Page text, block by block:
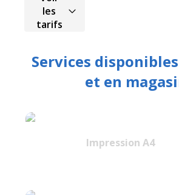
les
tarifs
Services
et en
Impression A4